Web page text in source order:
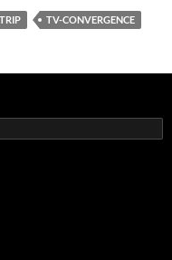
TV-CONVERGENCE